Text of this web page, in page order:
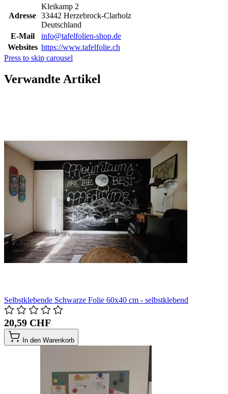
Adresse
Kleikamp 2
33442 Herzebrock-Clarholz
Deutschland
E-Mail
info@tafelfolien-shop.de
Websites https://www.tafelfolie.ch
Press to skip carousel
Verwandte Artikel
Selbstklebende Schwarze Folie 60x40 cm - selbstklebend
20,59 CHF
In den Warenkorb